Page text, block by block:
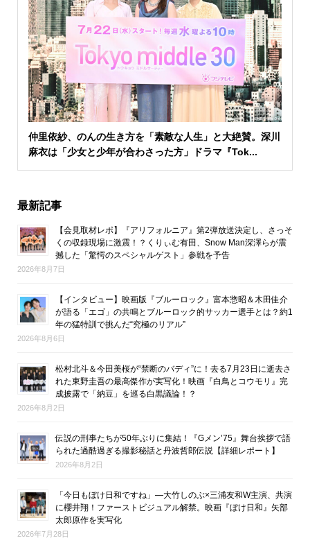
仲里依紗、のんの生き方を「素敵な人生」と大絶賛。深川
麻衣は「少女と少年が合わさった方」ドラマ『Tok...
最新記事
【会見取材レポ】『アリフォルニア』第2弾放送決定し、さっそ
くの収録現場に激震！？くりぃむ有田、Snow Man深澤らが震
撼した「驚愕のスペシャルゲスト」参戦を予告
2026年8月7日
【インタビュー】映画版『ブルーロック』富本惣昭＆木田佳介
が語る「エゴ」の共鳴とブルーロック的サッカー選手とは？約1
年の猛特訓で挑んだ“究極のリアル”
2026年8月6日
松村北斗＆今田美桜が“禁断のバディ”に！去る7月23日に逝去さ
れた東野圭吾の最高傑作が実写化！映画『白鳥とコウモリ』完
成披露で「納豆」を巡る白黒議論！？
2026年8月2日
伝説の刑事たちが50年ぶりに集結！『Gメン’75』舞台挨拶で語
られた過酷過ぎる撮影秘話と丹波哲郎伝説【詳細レポート】
2026年8月2日
「今日もぼけ日和ですね」―大竹しのぶ×三浦友和W主演、共演
に櫻井翔！ファーストビジュアル解禁。映画『ぼけ日和』矢部
太郎原作を実写化
2026年7月28日